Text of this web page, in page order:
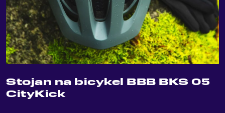
Stojan na bicykel BBB BKS 05
CityKick